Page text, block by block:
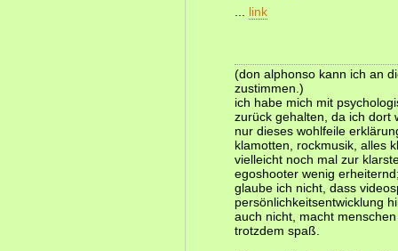
link
(don alphonso kann ich an
zustimmen.)
ich habe mich mit
zurück gehalten, da ich dort
nur dieses wohlfeile
klamotten, rockmusik, alles
vielleicht noch mal zur
egoshooter wenig
glaube ich nicht, dass
persönlichkeitsentwicklung
auch nicht, macht
trotzdem spaß.